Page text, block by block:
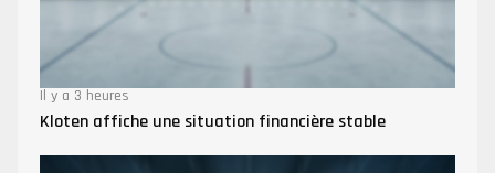
Il y a 3 heures
Kloten affiche une situation financière stable